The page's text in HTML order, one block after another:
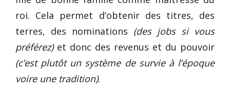
roi. Cela permet d’obtenir des titres, des
terres, des nominations (des jobs si vous
préférez)et donc des revenus et du pouvoir
(c’est plutôt un système de survie à l’époque
voire une tradition).